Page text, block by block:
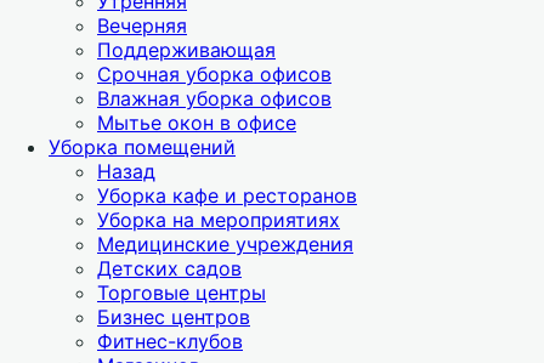
Вечерняя
Поддерживающая
Срочная уборка офисов
Влажная уборка офисов
Мытье окон в офисе
Уборка помещений
Назад
Уборка кафе и ресторанов
Уборка на мероприятиях
Медицинские учреждения
Детских садов
Торговые центры
Бизнес центров
Фитнес-клубов